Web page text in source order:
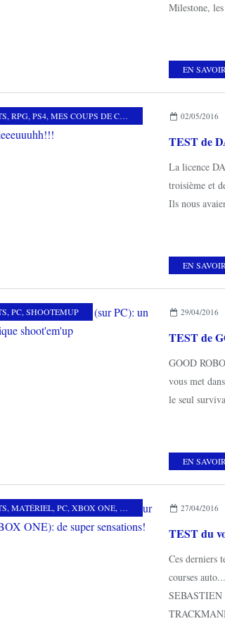
Milestone,
EN
, RPG, PS4, MES COUPS DE COEUR 02/05/2016
La licence
troisième et
Ils nous
EN
, PC, SHOOTEMUP 29/04/2016
GOOD
vous met
le seul
EN
, MATÉRIEL, PC, XBOX ONE, MES COUPS DE COEUR
27/04/2016
Ces derniers
courses